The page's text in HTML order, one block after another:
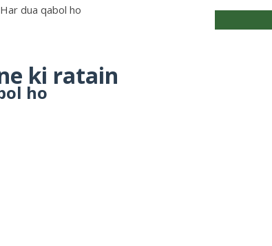
dua qabol ho
ki ratain
ho